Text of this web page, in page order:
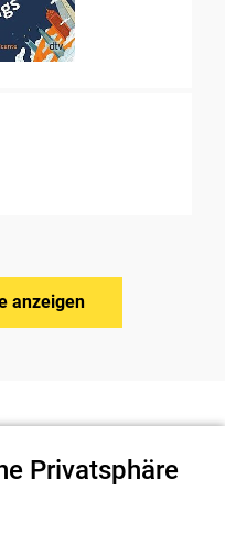
anzeigen
Privatsphäre